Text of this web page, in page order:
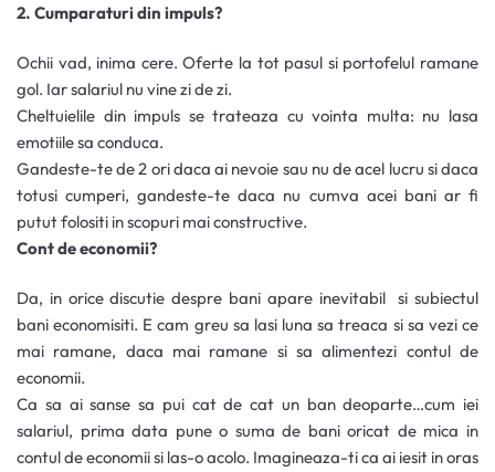
2. Cumparaturi din impuls?
Ochii vad, inima cere. Oferte la tot pasul si portofelul ramane
gol. Iar salariul nu vine zi de zi.
Cheltuielile din impuls se trateaza cu vointa multa: nu lasa
emotiile sa conduca.
Gandeste-te de 2 ori daca ai nevoie sau nu de acel lucru si daca
totusi cumperi, gandeste-te daca nu cumva acei bani ar fi
putut folositi in scopuri mai constructive.
Cont de economii?
Da, in orice discutie despre bani apare inevitabil si subiectul
bani economisiti. E cam greu sa lasi luna sa treaca si sa vezi ce
mai ramane, daca mai ramane si sa alimentezi contul de
economii.
Ca sa ai sanse sa pui cat de cat un ban deoparte…cum iei
salariul, prima data pune o suma de bani oricat de mica in
contul de economii si las-o acolo. Imagineaza-ti ca ai iesit in oras